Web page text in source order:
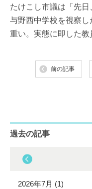
たけこし市議は「先
与野西中学校を視察
重い。実態に即した教
前の記事
過去の記事
2026年7月 (1)